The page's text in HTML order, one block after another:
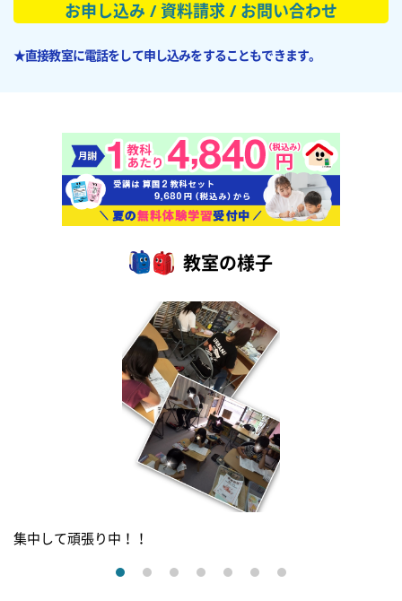
お申し込み / 資料請求 / お問い合わせ
★直接教室に電話をして申し込みをすることもできます。
教室の様子
集中して頑張り中！！